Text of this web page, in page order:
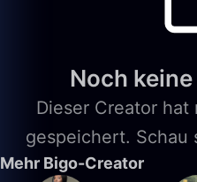
Noch
Dieser Creator hat
gespeichert. Schau
Mehr Bigo-Creator